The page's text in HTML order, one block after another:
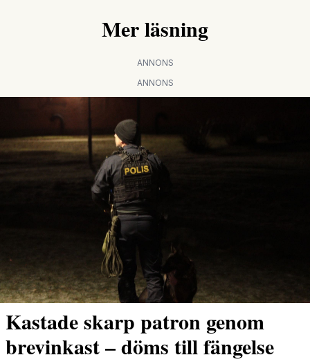
Mer läsning
ANNONS
ANNONS
Kastade skarp patron genom
brevinkast – döms till fängelse